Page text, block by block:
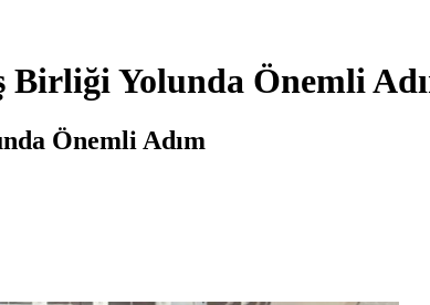
Yolunda Önemli
Önemli Adım